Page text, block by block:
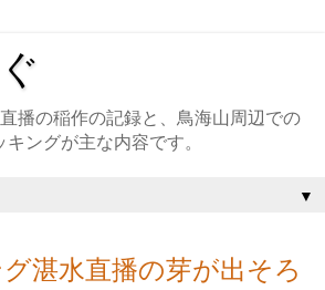
播の稲作の記録と、鳥海山周辺での
ングが主な内容です。
▼
湛水直播の芽が出そろ